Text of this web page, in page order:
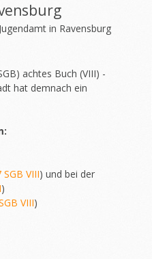
in Ravensburg
achtes Buch (VIII) -
hat demnach ein
SGB VIII) und bei der
)
VIII)